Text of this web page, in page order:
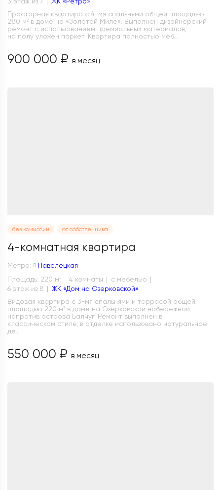
Просторная квартира с 4-мя спальнями общей площадью
280 м² в доме на «Золотой Миле». Выполнен дизайнерский
ремонт с использованием премиальных материалов,
на полу уложен паркет. Квартира полностью меб...
900 000 ₽ в месяц
без комиссии от собственника
4-комнатная квартира
Метро:
Павелецкая
Площадь: 220 м 2 4 комнаты
с мебелью
6 этаж из 8
ЖК «Дом на Озерковской»
Видовая квартира с 3-мя спальнями и террасой общей
площадью 220 м² в доме на Озерковской набережной
напротив острова Балчуг. Ремонт выполнен в
классическом стиле, в отделке использовано натуральное
де...
550 000 ₽ в месяц